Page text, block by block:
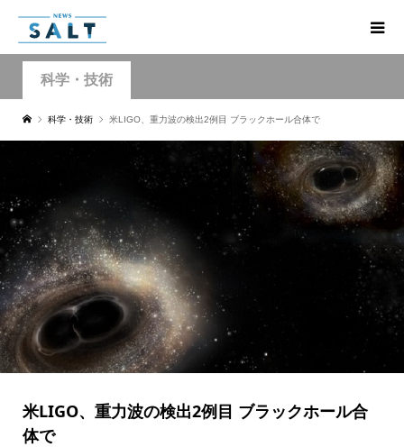
科学・技術
科学・技術 米LIGO、重力波の検出2例目 ブラックホール合体で
米LIGO、重力波の検出2例目 ブラックホール合
体で